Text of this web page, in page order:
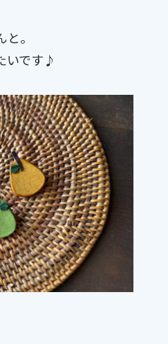
。
いです♪